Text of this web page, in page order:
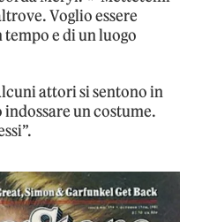
Voglio essere
e di un luogo
attori si sentono in
un costume.